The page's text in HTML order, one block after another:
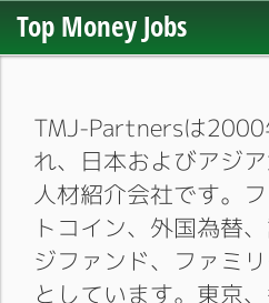
Top Money Jobs
TMJ-Partnersは2000
れ、日本およびアジ
人材紹介会社です。
トコイン、外国為替
ジファンド、ファミ
としています。東京